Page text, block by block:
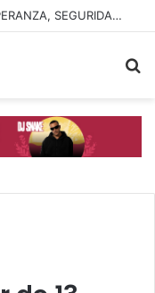
DEVUELVE GOBIERNO ESTATAL ESPERANZA, SEGURIDAD Y BIENESTAR A MUJERES DE LA PERIFERIA URBANA